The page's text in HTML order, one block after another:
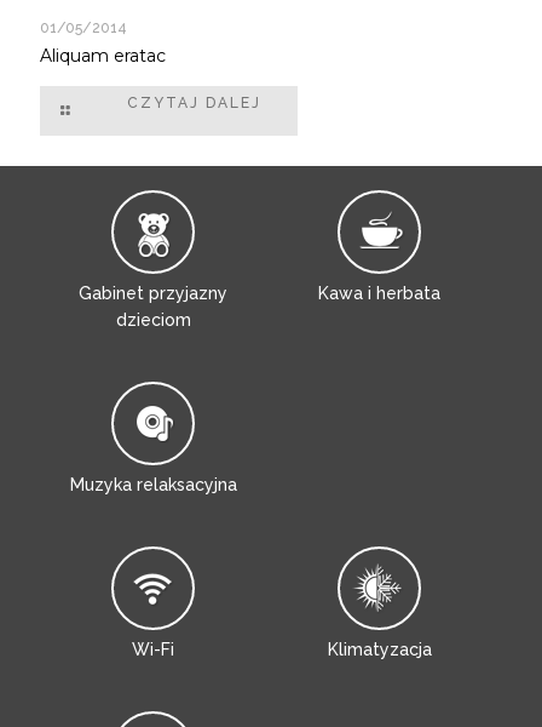
01/05/2014
Aliquam eratac
CZYTAJ DALEJ
Gabinet przyjazny
dzieciom
Kawa i herbata
Muzyka relaksacyjna
Wi-Fi Klimatyzacja